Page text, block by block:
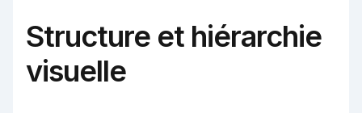
Structure et hiérarchie
visuelle